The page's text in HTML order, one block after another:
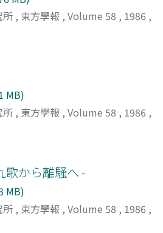
所 , 東方學報 , Volume 58 , 1986 ,
MB)
所 , 東方學報 , Volume 58 , 1986 ,
歌から離騒へ -
MB)
所 , 東方學報 , Volume 58 , 1986 ,